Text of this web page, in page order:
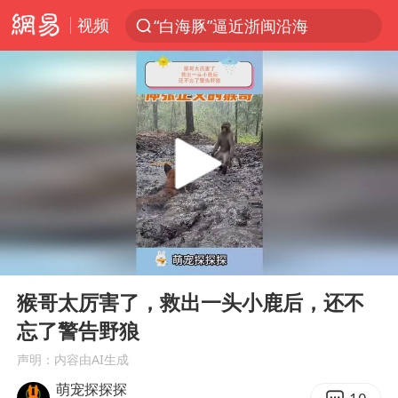
视频
“白海豚”逼近浙闽沿海
光影经济撬动暑期消费新蓝海
白海豚10级风圈已触及浙江台州
“伊斯兰版北约”出现
外国游客的“中国游三件套”火了
上海大部迎大暴雨
以军士兵把枪口对准中国记者
2026年7月份居民消费价格同比上涨0.5%
Play
00:00 00:21
猴哥太厉害了，救出一头小鹿后，还不
忘了警告野狼
声明：内容由AI生成
萌宠探探探